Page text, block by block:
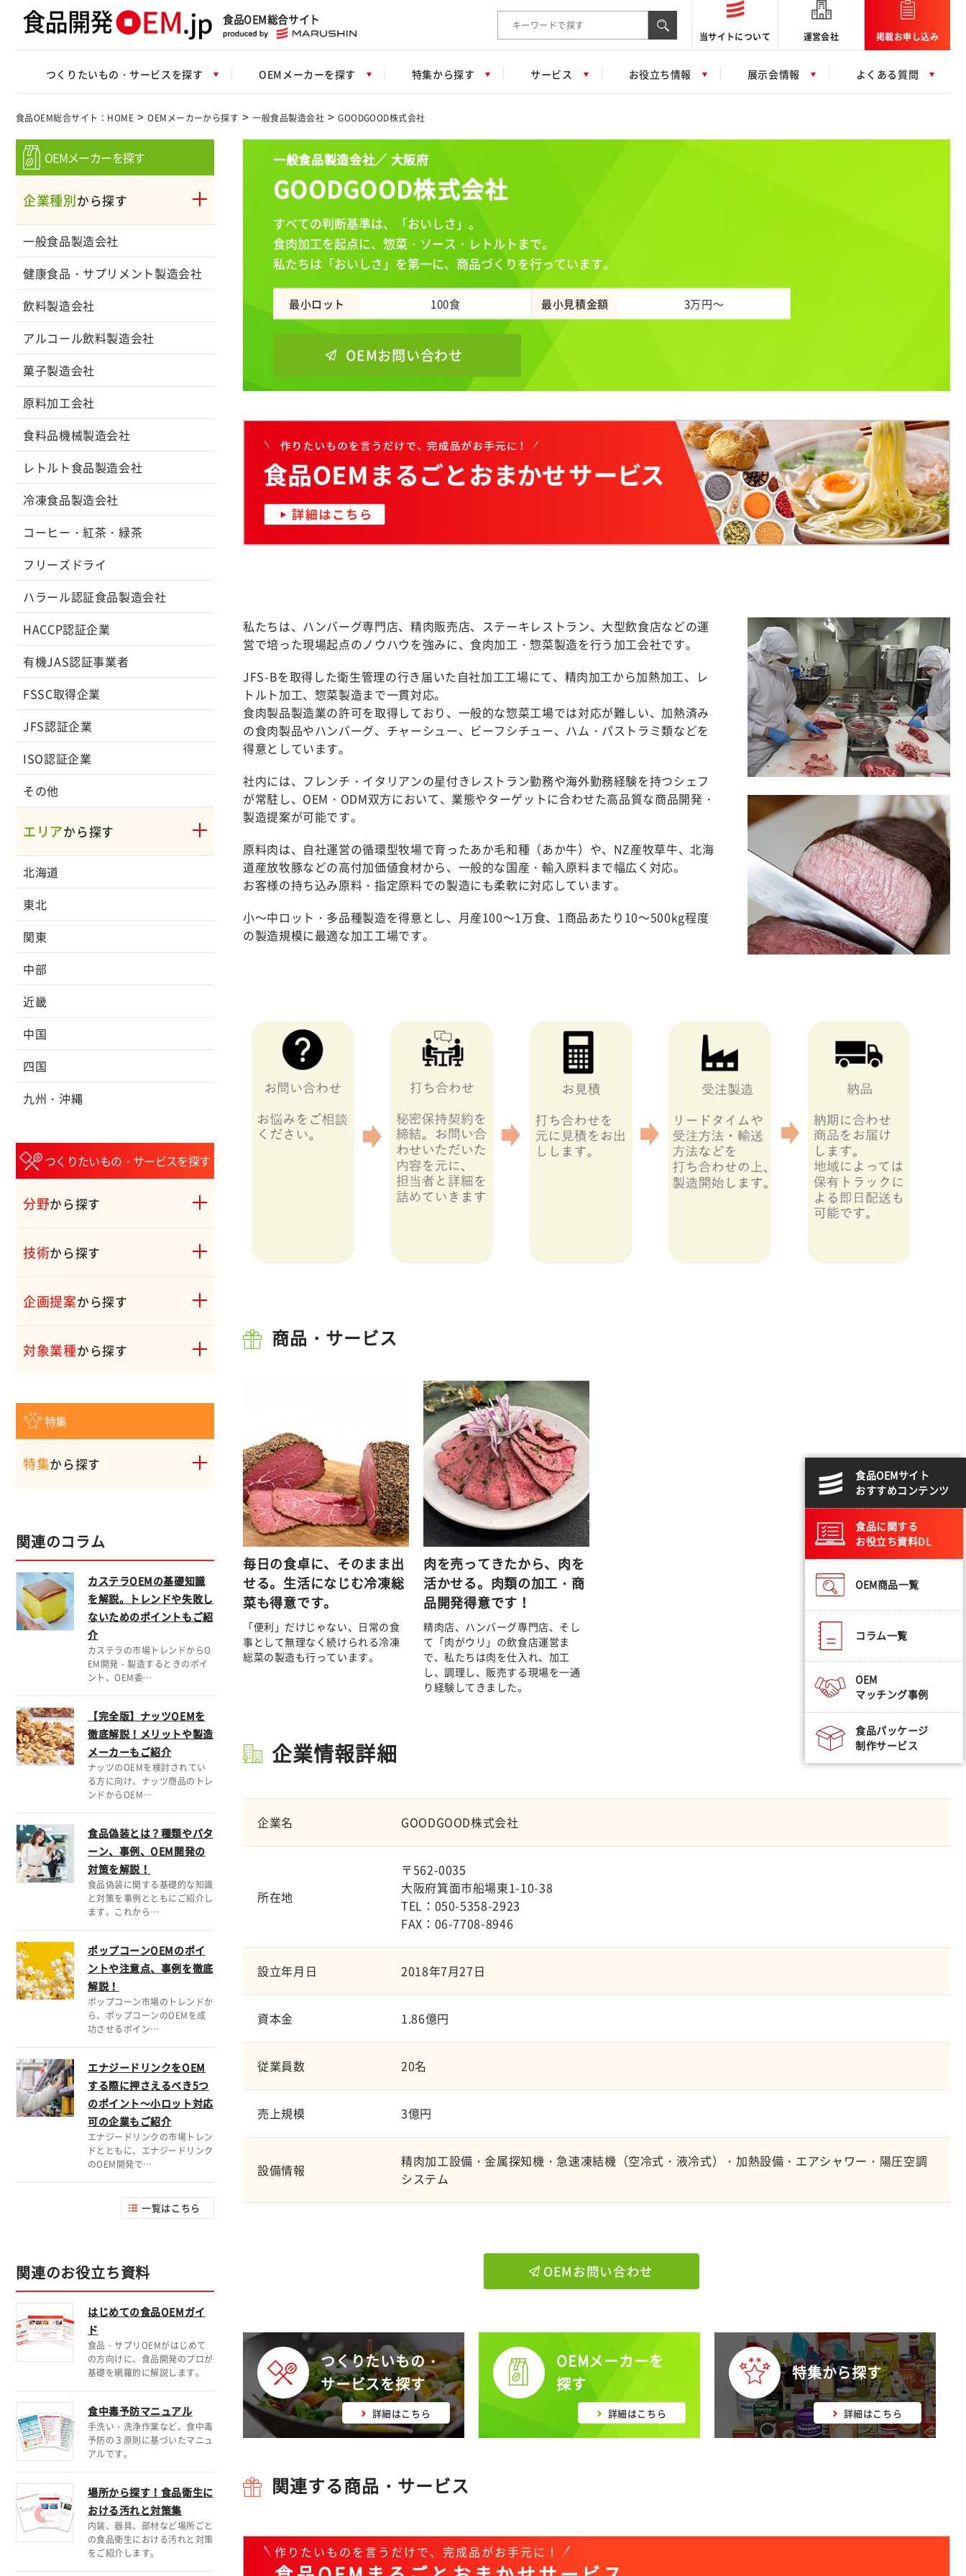
食品OEM総合サイト
検索キーワード入力 当サイトについて 運営会社 掲載お申し込み
つくりたいもの・サービスを探す OEMメーカーを探す 特集から探す サービス お役立ち情報 展示会情報 よくある質問
食品OEM総合サイト：HOME >OEMメーカーから探す >一般食品製造会社 >GOODGOOD株式会社
OEMメーカーを探す
企業種別から探す
一般食品製造会社
健康食品・サプリメント製造会社
飲料製造会社
アルコール飲料製造会社
菓子製造会社
原料加工会社
食料品機械製造会社
レトルト食品製造会社
冷凍食品製造会社
コーヒー・紅茶・緑茶
フリーズドライ
ハラール認証食品製造会社
HACCP認証企業
有機JAS認証事業者
FSSC取得企業
JFS認証企業
ISO認証企業
その他
エリアから探す
北海道
東北
関東
中部
近畿
中国
四国
九州・沖縄
つくりたいもの・サービスを探す
分野から探す
技術から探す
企画提案から探す
対象業種から探す
特集
特集から探す
関連のコラム
カステラOEMの基礎知識
を解説。トレンドや失敗し
ないためのポイントもご紹
介
カステラの市場トレンドからO
EM開発・製造するときのポイ
ント、OEM委…
【完全版】ナッツOEMを
徹底解説！メリットや製造
メーカーもご紹介
ナッツのOEMを検討されてい
る方に向け、ナッツ商品のトレ
ンドからOEM…
食品偽装とは？種類やパタ
ーン、事例、OEM開発の
対策を解説！
食品偽装に関する基礎的な知識
と対策を事例とともにご紹介し
ます。これから…
ポップコーンOEMのポイ
ントや注意点、事例を徹底
解説！
ポップコーン市場のトレンドか
ら、ポップコーンのOEMを成
功させるポイン…
エナジードリンクをOEM
する際に押さえるべき5つ
のポイント～小ロット対応
可の企業もご紹介
エナジードリンクの市場トレン
ドとともに、エナジードリンク
のOEM開発で…
一覧はこちら
関連のお役立ち資料
はじめての食品OEMガイ
ド
食品・サプリOEMがはじめて
の方向けに、食品開発のプロが
基礎を網羅的に解説します。
食中毒予防マニュアル
手洗い・洗浄作業など、食中毒
予防の３原則に基づいたマニュ
アルです。
場所から探す！食品衛生に
おける汚れと対策集
内装、器具、部材など場所ごと
の食品衛生における汚れと対策
をご紹介します。
一般食品製造会社／ 大阪府
GOODGOOD株式会社
すべての判断基準は、「おいしさ」。
食肉加工を起点に、惣菜・ソース・レトルトまで。
私たちは「おいしさ」を第一に、商品づくりを行っています。
最小ロット 100食 最小見積金額 3万円～
OEMお問い合わせ
私たちは、ハンバーグ専門店、精肉販売店、ステーキレストラン、大型飲食店などの運
営で培った現場起点のノウハウを強みに、食肉加工・惣菜製造を行う加工会社です。
JFS-Bを取得した衛生管理の行き届いた自社加工工場にて、精肉加工から加熱加工、レ
トルト加工、惣菜製造まで一貫対応。
食肉製品製造業の許可を取得しており、一般的な惣菜工場では対応が難しい、加熱済み
の食肉製品やハンバーグ、チャーシュー、ビーフシチュー、ハム・パストラミ類などを
得意としています。
社内には、フレンチ・イタリアンの星付きレストラン勤務や海外勤務経験を持つシェフ
が常駐し、OEM・ODM双方において、業態やターゲットに合わせた高品質な商品開発・
製造提案が可能です。
原料肉は、自社運営の循環型牧場で育ったあか毛和種（あか牛）や、NZ産牧草牛、北海
道産放牧豚などの高付加価値食材から、一般的な国産・輸入原料まで幅広く対応。
お客様の持ち込み原料・指定原料での製造にも柔軟に対応しています。
小～中ロット・多品種製造を得意とし、月産100～1万食、1商品あたり10～500kg程度
の製造規模に最適な加工工場です。
商品・サービス
毎日の食卓に、そのまま出
せる。生活になじむ冷凍総
菜も得意です。
「便利」だけじゃない、日常の食
事として無理なく続けられる冷凍
総菜の製造も行っています。
肉を売ってきたから、肉を
活かせる。肉類の加工・商
品開発得意です！
精肉店、ハンバーグ専門店、そし
て「肉がウリ」の飲食店運営ま
で、私たちは肉を仕入れ、加工
し、調理し、販売する現場を一通
り経験してきました。
企業情報詳細
企業名 GOODGOOD株式会社
所在地
〒562-0035
大阪府箕面市船場東1-10-38
TEL：050-5358-2923
FAX：06-7708-8946
設立年月日 2018年7月27日
資本金 1.86億円
従業員数 20名
売上規模 3億円
設備情報
精肉加工設備・金属探知機・急速凍結機（空冷式・液冷式）・加熱設備・エアシャワー・陽圧空調
システム
OEMお問い合わせ
つくりたいもの・
サービスを探す
詳細はこちら
OEMメーカーを
探す
詳細はこちら
特集から探す
詳細はこちら
関連する商品・サービス
作りたいものを言うだけで、完成品がお手元に！
食品OEMサイト
おすすめコンテンツ
食品に関する
お役立ち資料DL
OEM商品一覧
コラム一覧
OEM
マッチング事例
食品パッケージ
制作サービス